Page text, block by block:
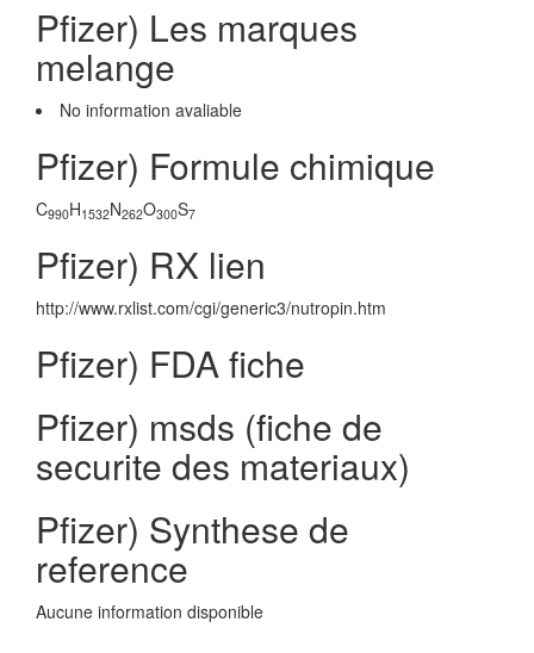
Pfizer) Les marques
melange
No information avaliable
Pfizer) Formule chimique
C990H1532N262O300S7
Pfizer) RX lien
http://www.rxlist.com/cgi/generic3/nutropin.htm
Pfizer) FDA fiche
Pfizer) msds (fiche de
securite des materiaux)
Pfizer) Synthese de
reference
Aucune information disponible